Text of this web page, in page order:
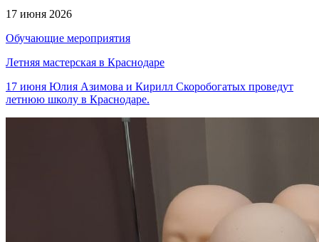
17 июня 2026
Обучающие мероприятия
Летняя мастерская в Краснодаре
17 июня Юлия Азимова и Кирилл Скоробогатых проведут
летнюю школу в Краснодаре.